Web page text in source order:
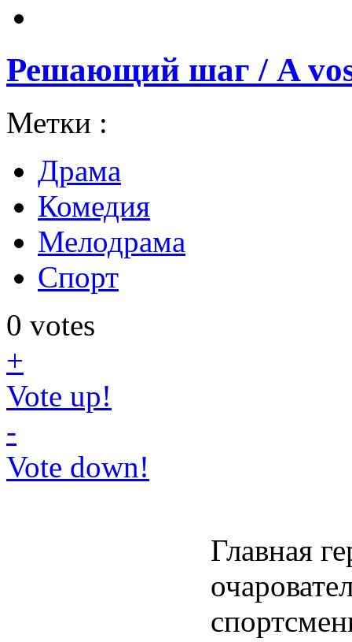
Решающий шаг / A
Метки :
Драма
Комедия
Мелодрама
Спорт
0 votes
+
Vote up!
-
Vote down!
Главная